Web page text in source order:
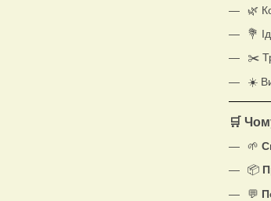
🌿
💐
✂️
☀️
🛒
🌱
📦
💬